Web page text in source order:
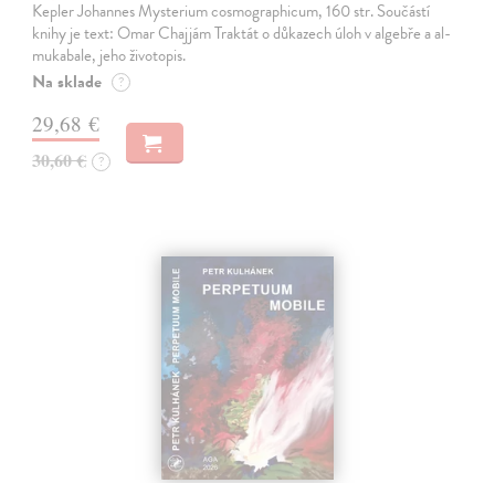
Kepler Johannes Mysterium cosmographicum, 160 str. Součástí
knihy je text: Omar Chajjám Traktát o důkazech úloh v algebře a al-
mukabale, jeho životopis.
Na sklade ?
29,68 €
30,60 € ?